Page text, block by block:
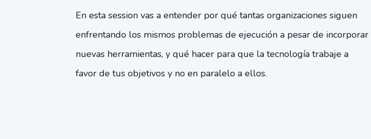
En esta session vas a entender por qué tantas organizaciones siguen
enfrentando los mismos problemas de ejecución a pesar de incorporar
nuevas herramientas, y qué hacer para que la tecnología trabaje a
favor de tus objetivos y no en paralelo a ellos.